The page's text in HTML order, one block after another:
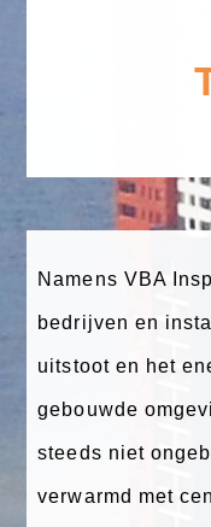
Namens VBA
bedrijven en
uitstoot en het
gebouwde
steeds niet
verwarmd met